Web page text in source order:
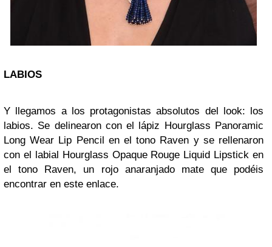
LABIOS
Y llegamos a los protagonistas absolutos del look: los
labios. Se delinearon con el lápiz Hourglass Panoramic
Long Wear Lip Pencil en el tono Raven y se rellenaron
con el labial Hourglass Opaque Rouge Liquid Lipstick en
el tono Raven, un rojo anaranjado mate que podéis
encontrar en este enlace.